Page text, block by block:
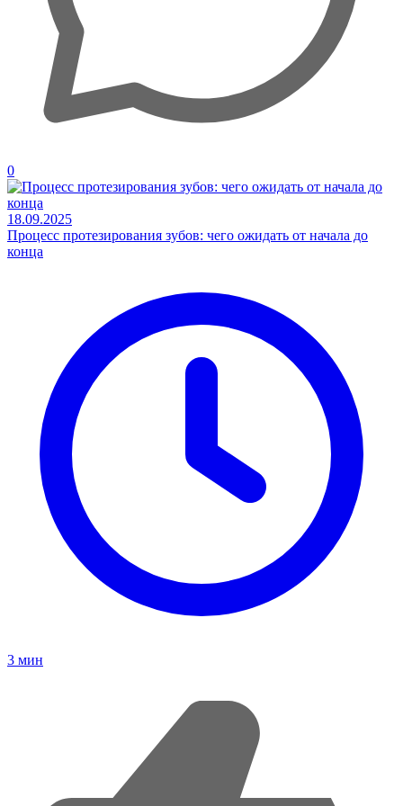
0
18.09.2025
Процесс протезирования зубов: чего ожидать от начала до
конца
3 мин